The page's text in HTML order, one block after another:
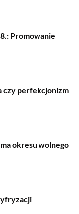
Promowanie
czy perfekcjonizm
okresu wolnego